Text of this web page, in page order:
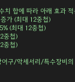
치 합에 따라 아래 효과 적
가 (최대 12중첩)
(최대 12중첩)
중첩)
중첩)
구/악세서리/특수장비